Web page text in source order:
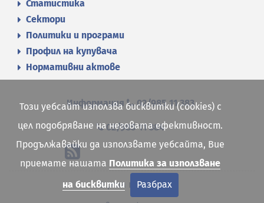
Статистика
Сектори
Политики и програми
Профил на купувача
Нормативни актове
Информация 02/985 11 383
02/985 11 384
Карта на сайта
Този уебсайт използва бисквитки (cookies) с
цел подобряване на неговата ефективност.
Продължавайки да използвате уебсайта, Вие
приемате нашата Политика за използване
на бисквитки
Разбрах